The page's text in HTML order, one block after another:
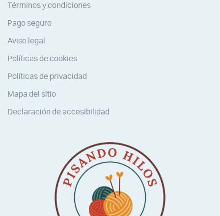
Términos y condiciones
Pago seguro
Aviso legal
Políticas de cookies
Políticas de privacidad
Mapa del sitio
Declaración de accesibilidad